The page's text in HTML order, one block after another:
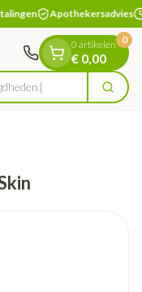
Apothekersadvies
Zoek
0 artikelen
€ 0,00
0